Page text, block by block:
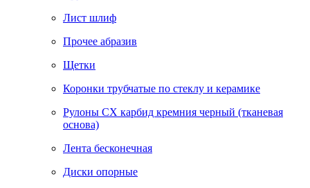
Лист шлиф
Прочее абразив
Щетки
Коронки трубчатые по стеклу и керамике
Рулоны CX карбид кремния черный (тканевая
основа)
Лента бесконечная
Диски опорные